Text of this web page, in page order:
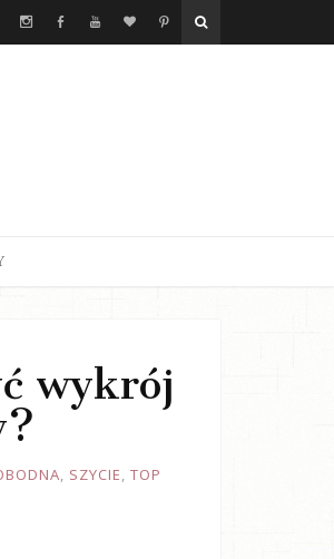
wykrój
, SZYCIE, TOP